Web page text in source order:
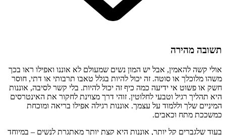
תשובה מהירה
אולי קשה להאמין, אבל יש המון נשים שמעולם לא אוננו ואפילו ראו בכך
משהו מלוכלך או סוטה. זה יכול להיות בגלל טאבו תרבותי או דתי, חוסר
חשק או פשוט אי ידיעה כמה כיף זה יכול להיות. בלי קשר לסיבה, אוננות
היא תהליך רגיל וטבעי לחלוטין. זוהי דרך מצוינת לחקור את האינטרסים
המיניים שלך וללמוד על עצמך. אוננות רגילה אפילו בריאה ומוכחת
כמשככת מתח וכאבים.
בעוד שלגברים קל יותר, אוננות היא קצת יותר מאתגרת לנשים – במיוחד